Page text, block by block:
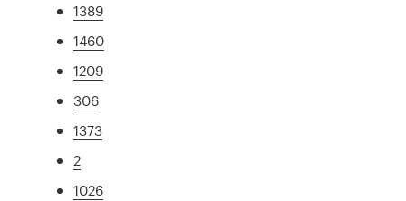
1389
1460
1209
306
1373
2
1026